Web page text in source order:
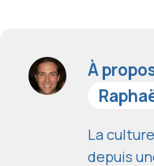
À
La
depuis